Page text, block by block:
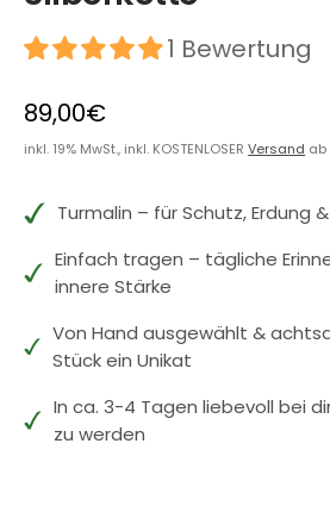
1 Bewertung
89,00€
inkl. 19% MwSt., inkl. KOSTENLOSERVersand ab
Turmalin – für Schutz, Erdung
Einfach tragen – tägliche
innere Stärke
Von Hand ausgewählt &
Stück ein Unikat
In ca. 3-4 Tagen liebevoll bei
zu werden